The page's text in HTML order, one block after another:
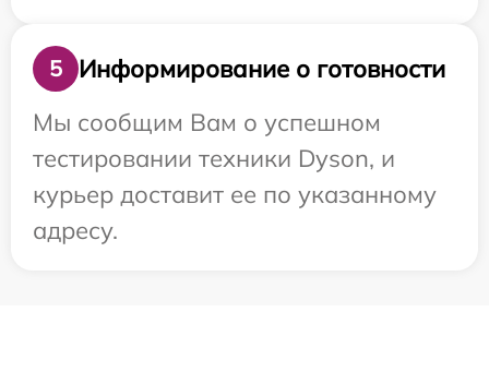
5
Информирование о готовности
Мы сообщим Вам о успешном
тестировании техники Dyson, и
курьер доставит ее по указанному
адресу.